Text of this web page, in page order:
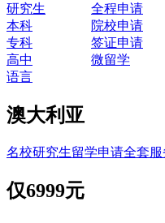
研究生
全程申请
本科
院校申请
专科
签证申请
高中
微留学
语言
澳大利亚
名校研究生留学申请全套服
仅6999元